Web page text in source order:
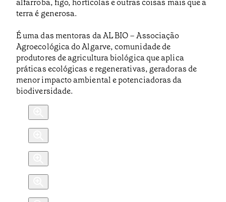
alfarroba, figo, hortícolas e outras coisas mais que a
terra é generosa.
É uma das mentoras da AL BIO – Associação
Agroecológica do Algarve, comunidade de
produtores de agricultura biológica que aplica
práticas ecológicas e regenerativas, geradoras de
menor impacto ambiental e potenciadoras da
biodiversidade.